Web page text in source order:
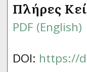
Πλήρες
PDF (English)
DOI: https://